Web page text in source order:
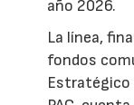
año 2026.
La línea,
fondos
Estratégico